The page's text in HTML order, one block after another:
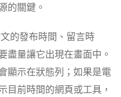
的關鍵。
的發布時間、留言時
盡量讓它出現在畫面中。
顯示在狀態列；如果是電
目前時間的網頁或工具，